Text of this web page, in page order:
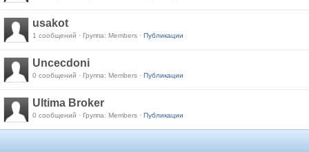
usakot
1 сообщений · Группа: Members · Публикации
Uncecdoni
0 сообщений · Группа: Members · Публикации
Ultima Broker
0 сообщений · Группа: Members · Публикации